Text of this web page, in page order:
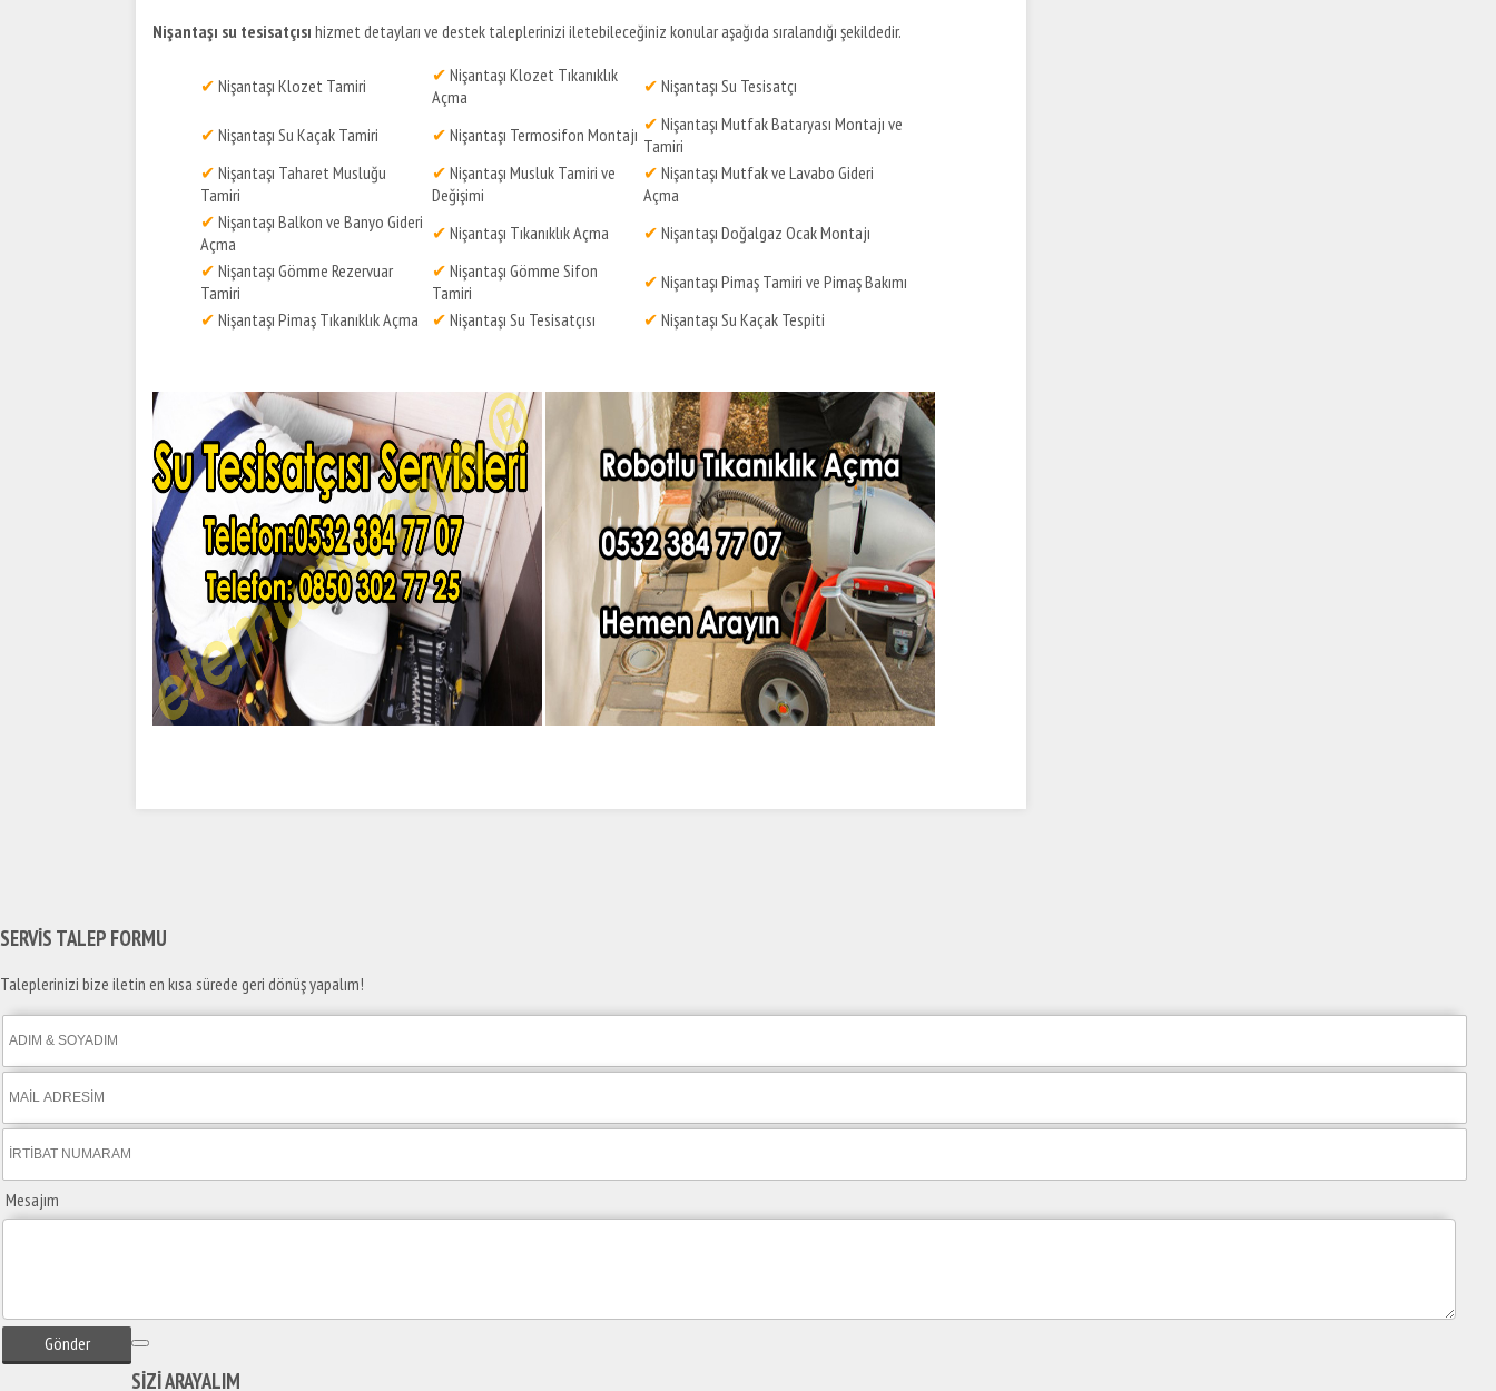
Nişantaşı su tesisatçısı hizmet detayları ve destek taleplerinizi iletebileceğiniz konular aşağıda sıralandığı şekildedir.
✔ Nişantaşı Klozet Tamiri ✔ Nişantaşı Klozet Tıkanıklık
Açma
✔ Nişantaşı Su Tesisatçı
✔ Nişantaşı Su Kaçak Tamiri ✔ Nişantaşı Termosifon Montajı ✔ Nişantaşı Mutfak Bataryası Montajı ve
Tamiri
✔ Nişantaşı Taharet Musluğu
Tamiri
✔ Nişantaşı Musluk Tamiri ve
Değişimi
✔ Nişantaşı Mutfak ve Lavabo Gideri
Açma
✔ Nişantaşı Balkon ve Banyo Gideri
Açma
✔ Nişantaşı Tıkanıklık Açma ✔ Nişantaşı Doğalgaz Ocak Montajı
✔ Nişantaşı Gömme Rezervuar
Tamiri
✔ Nişantaşı Gömme Sifon
Tamiri
✔ Nişantaşı Pimaş Tamiri ve Pimaş Bakımı
✔ Nişantaşı Pimaş Tıkanıklık Açma ✔ Nişantaşı Su Tesisatçısı ✔ Nişantaşı Su Kaçak Tespiti
SERVİS TALEP FORMU
Taleplerinizi bize iletin en kısa sürede geri dönüş yapalım!
Mesajım
Gönder
SİZİARAYALIM